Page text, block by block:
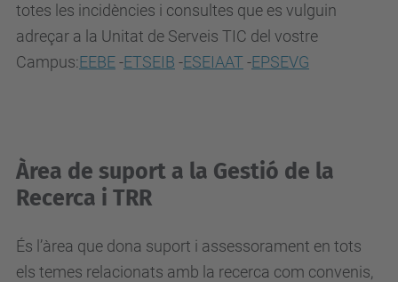
totes les incidències i consultes que es vulguin
adreçar a la Unitat de Serveis TIC del vostre
Campus:EEBE-ETSEIB -ESEIAAT -EPSEVG
Àrea de suport a la Gestió de la
Recerca i TRR
És l’àrea que dona suport i assessorament en tots
els temes relacionats amb la recerca com convenis,